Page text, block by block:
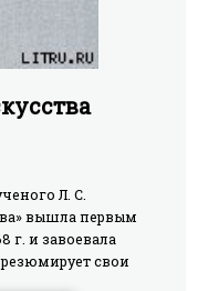
Л. С.
вышла первым
г. и завоевала
свои